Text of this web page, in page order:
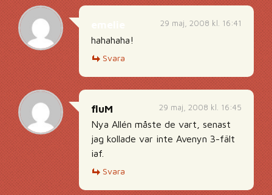
29 maj, 2008 kl. 16:41
hahahaha!
Svara
29 maj, 2008 kl. 16:45
fluM
Nya Allén måste de vart, senast
jag kollade var inte Avenyn 3-fält
iaf.
Svara